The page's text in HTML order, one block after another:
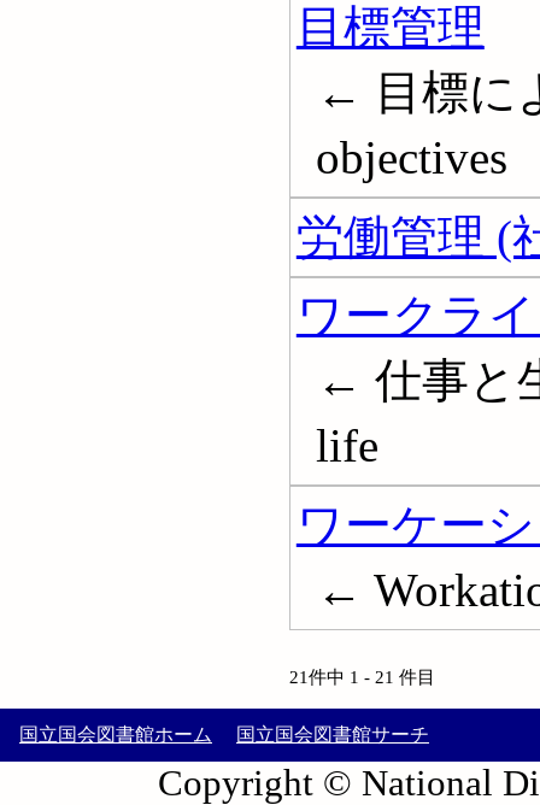
目標管理
← 目標に
objectives
労働管理 (
ワークラ
← 仕事と
life
ワーケー
←
21件中 1 - 21 件目
国立国会図書館ホーム 国立国会図書館サーチ
Copyright © National